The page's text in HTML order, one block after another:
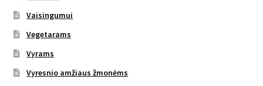
Vaisingumui
Vegetarams
Vyrams
Vyresnio amžiaus žmonėms